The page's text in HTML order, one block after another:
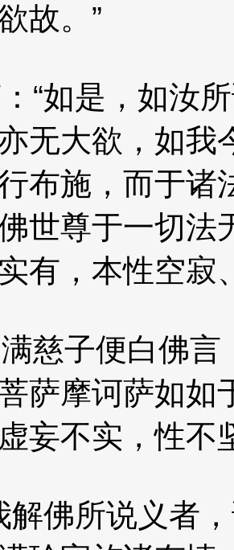
故。”
“如是，如汝
无大欲，如我
布施，而于诸
世尊于一切法
有，本性空寂
慈子便白佛言
萨摩诃萨如如
妄不实，性不
佛所说义者